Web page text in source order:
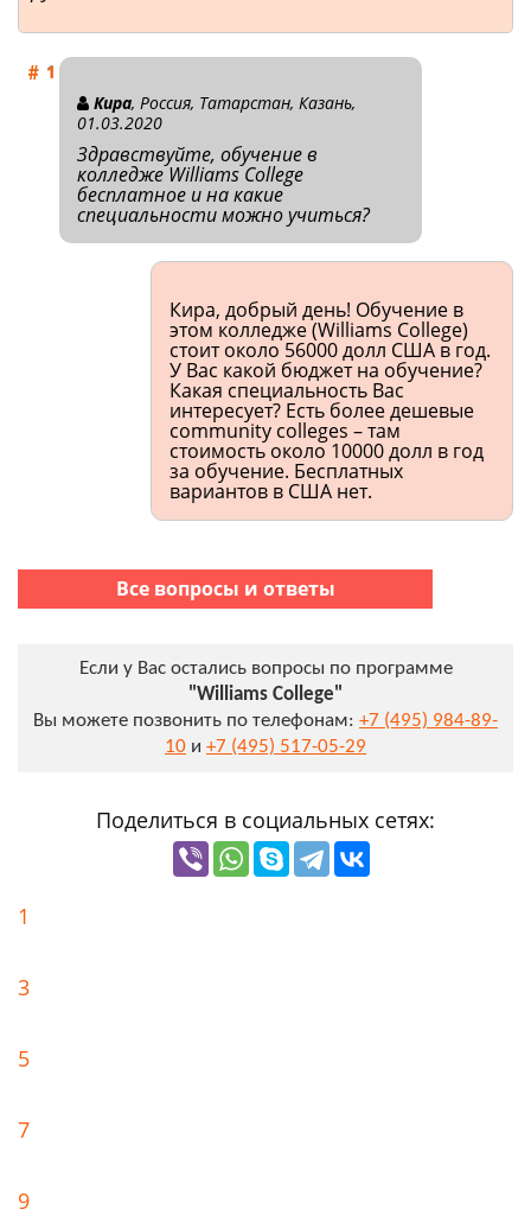
Кира, Россия, Татарстан, Казань,
01.03.2020
Здравствуйте, обучение в
колледже Williams College
бесплатное и на какие
специальности можно учиться?
Кира, добрый день! Обучение в
этом колледже (Williams College)
стоит около 56000 долл США в год.
У Вас какой бюджет на обучение?
Какая специальность Вас
интересует? Есть более дешевые
community colleges – там
стоимость около 10000 долл в год
за обучение. Бесплатных
вариантов в США нет.
Все вопросы и ответы
Если у Вас остались вопросы по программе
"Williams College"
Вы можете позвонить по телефонам: +7 (495) 984-89-
10 и +7 (495) 517-05-29
Поделиться в социальных сетях:
1
3
5
7
9